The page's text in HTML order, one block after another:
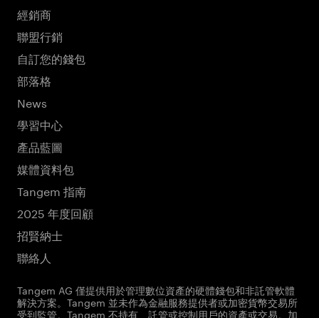
經銷商
聯盟行銷
自訂您的錢包
部落格
News
學習中心
產品藍圖
媒體資料包
Tangem 指南
2025 年度回顧
招賢納士
聯絡人
Tangem AG 僅提供用於管理數位資產的硬體錢包和非託管軟體
解決方案。Tangem 並未作為金融服務提供者或加密貨幣交易所
受到監管。Tangem 不持有、託管或控制用戶的資產或交易。加